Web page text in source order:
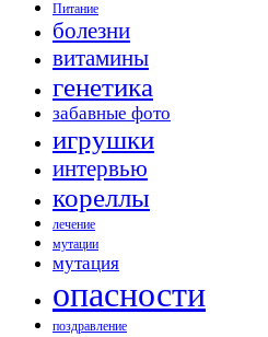
Питание
болезни
витамины
генетика
забавные фото
игрушки
интервью
кореллы
лечение
мутации
мутация
опасности
поздравление